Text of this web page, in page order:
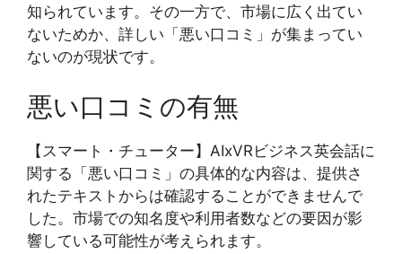
知られています。その一方で、市場に広く出てい
ないためか、詳しい「悪い口コミ」が集まってい
ないのが現状です。
悪い口コミの有無
【スマート・チューター】AIxVRビジネス英会話に
関する「悪い口コミ」の具体的な内容は、提供さ
れたテキストからは確認することができませんで
した。市場での知名度や利用者数などの要因が影
響している可能性が考えられます。